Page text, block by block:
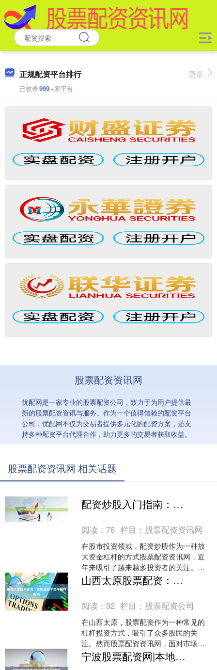
正规配资平台排行
已收录999+家平台
更多
股票配资资讯网
优配网是一家专业的股票配资公司，致力于为用户提供最
新的股票配资资讯与服务。作为一个值得信赖的配资平台
公司，优配网不仅为交易者提供多元化的配资方案，还支
持多种配资平台代理合作，助力更多的交易者获取收益。
股票配资资讯网 相关话题
配资炒股入门指南：风险与收益解析
阅读：76 栏目： 股票配资资讯网
在股市投资领域，配资炒股作为一种放
大资金杠杆的方式股票配资资讯网，近
年来吸引了越来越多投资者的关注。对
于初入股市或希望提升资金使用效率的
投资者而言，了解配资炒股....
山西太原股票配资：本地正规平台与操作指南
阅读：92 栏目： 股票配资公司
在山西太原，股票配资作为一种常见的
杠杆投资方式，吸引了众多股民的关
注。然而股票配资资讯网，面对市场上
鱼龙混杂的配资机构，如何选择本地正
规平台、掌握安全操作指南，....
宁波股票配资网|本地正规配资平台推荐